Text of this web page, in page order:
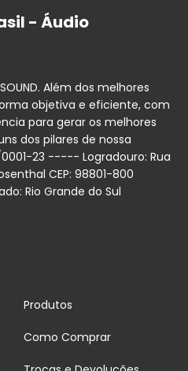
- Áudio
Além dos melhores
objetiva e eficiente, com
para gerar os melhores
dos pilares de nossa
23 ----- Logradouro: Rua
CEP: 98801-800
Rio Grande do Sul
Produtos
Como Comprar